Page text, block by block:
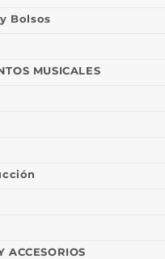
Bolsos
MUSICALES
ACCESORIOS